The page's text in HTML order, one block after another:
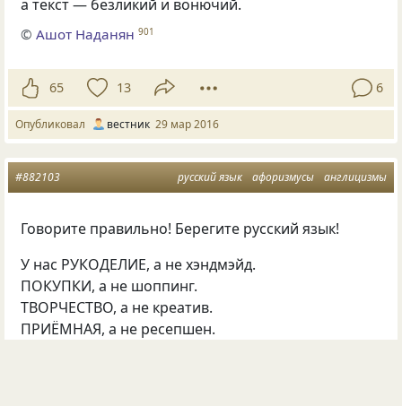
а текст — безликий и вонючий.
©Ашот Наданян 901
65 13 6
Опубликовал вестник 29 мар 2016
русский язык афоризмусы англицизмы
#882103
Говорите правильно! Берегите русский язык!
У нас РУКОДЕЛИЕ, а не хэндмэйд.
ПОКУПКИ, а не шоппинг.
ТВОРЧЕСТВО, а не креатив.
ПРИЁМНАЯ, а не ресепшен.